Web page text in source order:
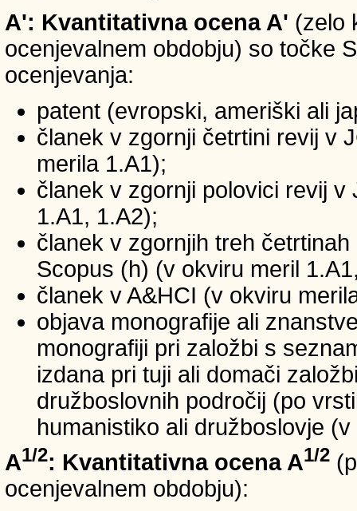
A': Kvantitativna ocena A' (zelo
ocenjevalnem obdobju) so točke
ocenjevanja:
patent (evropski, ameriški ali
članek v zgornji četrtini revij v
merila 1.A1);
članek v zgornji polovici revij
1.A1, 1.A2);
članek v zgornjih treh
Scopus (h) (v okviru meril
članek v A&HCI (v okviru
objava monografije ali
monografiji pri založbi s
izdana pri tuji ali domači
družboslovnih področij (po
humanistiko ali družboslovje
A1/2: Kvantitativna ocena A1/2
ocenjevalnem obdobju):